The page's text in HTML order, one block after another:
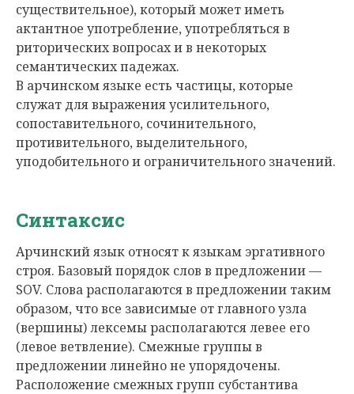
существительное), который может иметь
актантное употребление, употребляться в
риторических вопросах и в некоторых
семантических падежах.
В арчинском языке есть частицы, которые
служат для выражения усилительного,
сопоставительного, сочинительного,
противительного, выделительного,
уподобительного и ограничительного значений.
Синтаксис
Арчинский язык относят к языкам эргативного
строя. Базовый порядок слов в предложении —
SOV. Слова располагаются в предложении таким
образом, что все зависимые от главного узла
(вершины) лексемы располагаются левее его
(левое ветвление). Смежные группы в
предложении линейно не упорядочены.
Расположение смежных групп субстантива